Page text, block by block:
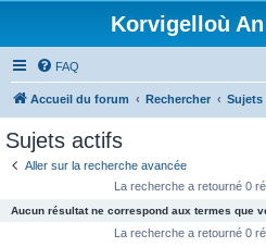
Korvigelloù An
FAQ
Accueil du forum Rechercher Sujets
Sujets actifs
Aller sur la recherche avancée
La recherche a retourné 0
Aucun résultat ne correspond aux termes que
La recherche a retourné 0